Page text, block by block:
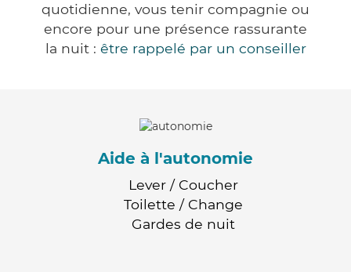
quotidienne, vous tenir compagnie ou
encore pour une présence rassurante
la nuit : être rappelé par un conseiller
Aide à l'autonomie
Lever / Coucher
Toilette / Change
Gardes de nuit